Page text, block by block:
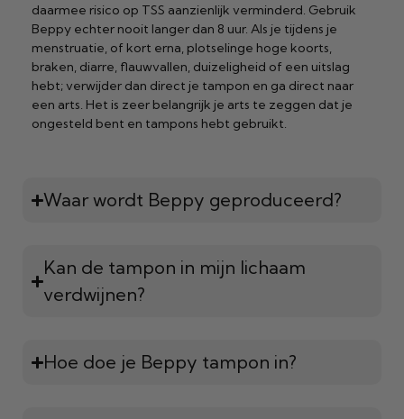
daarmee risico op TSS aanzienlijk verminderd. Gebruik
Beppy echter nooit langer dan 8 uur. Als je tijdens je
menstruatie, of kort erna, plotselinge hoge koorts,
braken, diarre, flauwvallen, duizeligheid of een uitslag
hebt; verwijder dan direct je tampon en ga direct naar
een arts. Het is zeer belangrijk je arts te zeggen dat je
ongesteld bent en tampons hebt gebruikt.
Waar wordt Beppy geproduceerd?
Kan de tampon in mijn lichaam
verdwijnen?
Hoe doe je Beppy tampon in?